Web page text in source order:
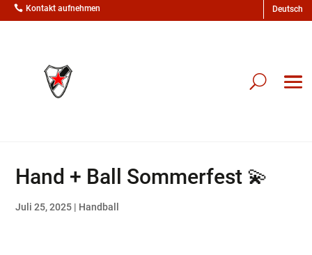
 Kontakt aufnehmen
Hand + Ball Sommerfest 💫
Juli 25, 2025 | Handball